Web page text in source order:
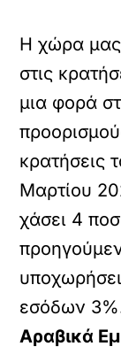
Η χώρα
στις
μια φορά
κρατήσεις
Μαρτίου
χάσει 4
εσόδων
Αραβικά